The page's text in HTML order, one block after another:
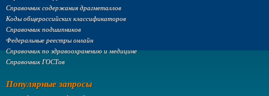
Справочник содержания драгметаллов
Коды общероссийских классификаторов
Справочник подшипников
Федеральные реестры онлайн
Справочник по здравоохранению и медицине
Справочник ГОСТов
Популярные запросы